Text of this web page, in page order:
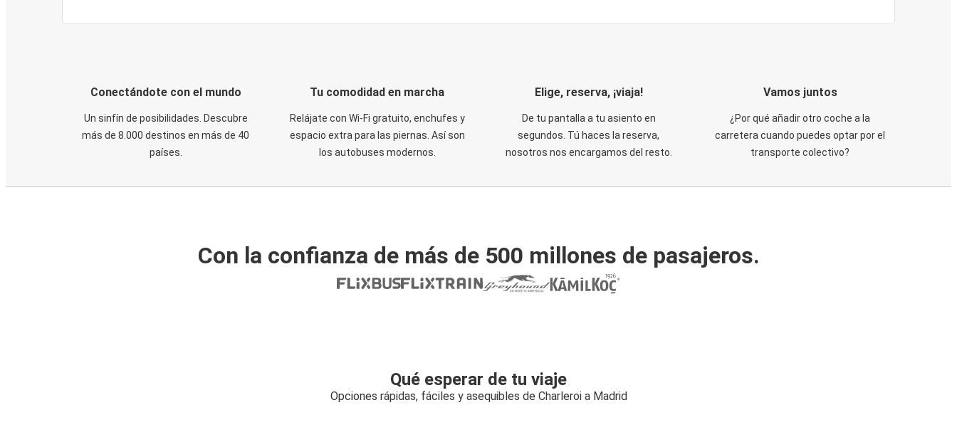
Conectándote con el mundo
Un sinfín de posibilidades. Descubre
más de 8.000 destinos en más de 40
países.
Tu comodidad en marcha
Relájate con Wi-Fi gratuito, enchufes y
espacio extra para las piernas. Así son
los autobuses modernos.
Elige, reserva, ¡viaja!
De tu pantalla a tu asiento en
segundos. Tú haces la reserva,
nosotros nos encargamos del resto.
Vamos juntos
¿Por qué añadir otro coche a la
carretera cuando puedes optar por el
transporte colectivo?
Con la confianza de más de 500 millones de pasajeros.
Qué esperar de tu viaje
Opciones rápidas, fáciles y asequibles de Charleroi a Madrid